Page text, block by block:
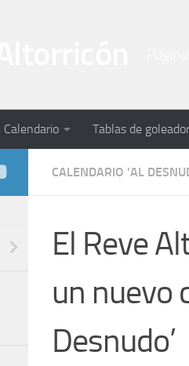
Calendario Tablas de
CALENDARIO 'AL
El Reve
un nuevo
Desnudo’